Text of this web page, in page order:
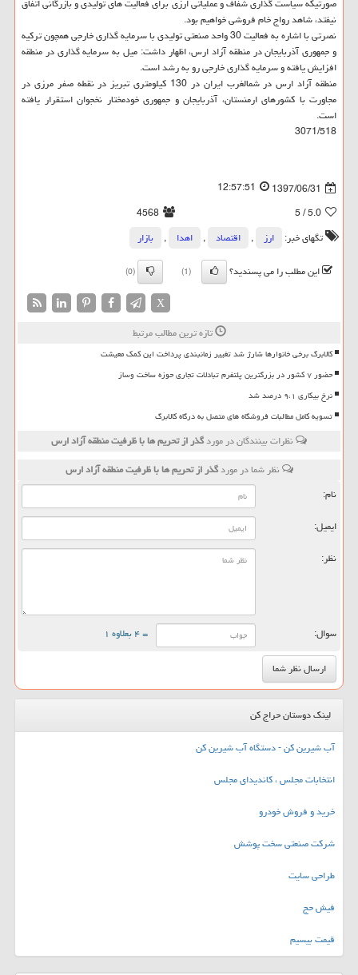
نیفتد، شاهد رواج خام فروشی خواهیم بود.
نصرتی با اشاره به فعالیت 30 واحد صنعتی تولیدی با سرمایه گذاری خارجی همچون تركیه
و جمهوری آذربایجان در منطقه آزاد ارس، اظهار داشت: میل به سرمایه گذاری در منطقه
افزایش یافته و سرمایه گذاری خارجی رو به رشد است.
منطقه آزاد ارس در شمالغرب ایران در 130 كیلومتری تبریز در نقطه صفر مرزی در
مجاورت با كشورهای ارمنستان، آذربایجان و جمهوری خودمختار نخجوان استقرار یافته
است.
3071/518
1397/06/31
12:57:51
5.0
/ 5
4568
تگهای خبر:
ارز , اقتصاد , اهدا ,
بازار
این مطلب را می پسندید؟
(1)
(0)
X
تازه ترین مطالب مرتبط
کالابرگ برخی خانوارها شارژ شد تغییر زمانبندی پرداخت این کمک معیشت
حضور ۷ کشور در بزرگترین پلتفرم تبادلات تجاری حوزه ساخت وساز
نرخ بیکاری ۹،۱ درصد شد
تسویه کامل مطالبات فروشگاه های متصل به درگاه کالابرگ
نظرات بینندگان در موردگذر از تحریم ها با ظرفیت منطقه آزاد ارس
نظر شما در موردگذر از تحریم ها با ظرفیت منطقه آزاد ارس
نام:
ایمیل:
نظر:
سوال: = ۴ بعلاوه ۱
لینک دوستان حراج کن
آب شیرین کن - دستگاه آب شیرین کن
انتخابات مجلس ، کاندیدای مجلس
خرید و فروش خودرو
شرکت صنعتی سخت پوشش
طراحی سایت
فیش حج
قیمت بیسیم